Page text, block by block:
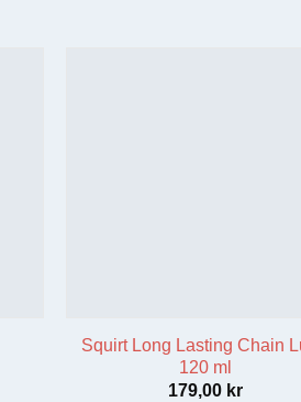
Squirt Long Lasting Chain
120 ml
179,00 kr